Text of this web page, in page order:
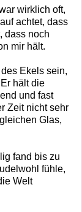
wirklich oft,
achtet, dass
dass noch
mir hält.
Ekels sein,
hält die
und fast
Zeit nicht sehr
Glas,
fand bis zu
fühle,
Welt